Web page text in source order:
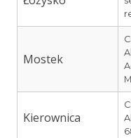
Mostek
Kierownica